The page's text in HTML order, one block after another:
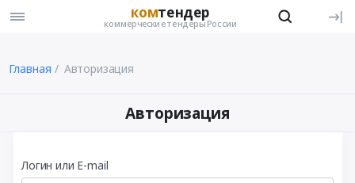
комтендер
коммерческие тендеры России
Главная Авторизация
Авторизация
Логин или E-mail